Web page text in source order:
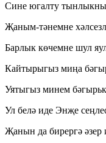
Сине югалту
Җаным-тәнемне
Барлык көчемне шул
Кайтырыгыз миңа
Уятыгыз минем
Ул белә иде Энҗе
Җанын да бирергә әзер